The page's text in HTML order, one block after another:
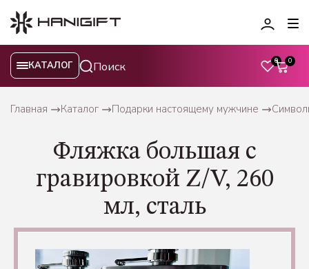
КАТАЛОГ 0 0
Главная Каталог Подарки настоящему мужчине
Фляжка большая с
гравировкой Z/V, 260
мл, сталь